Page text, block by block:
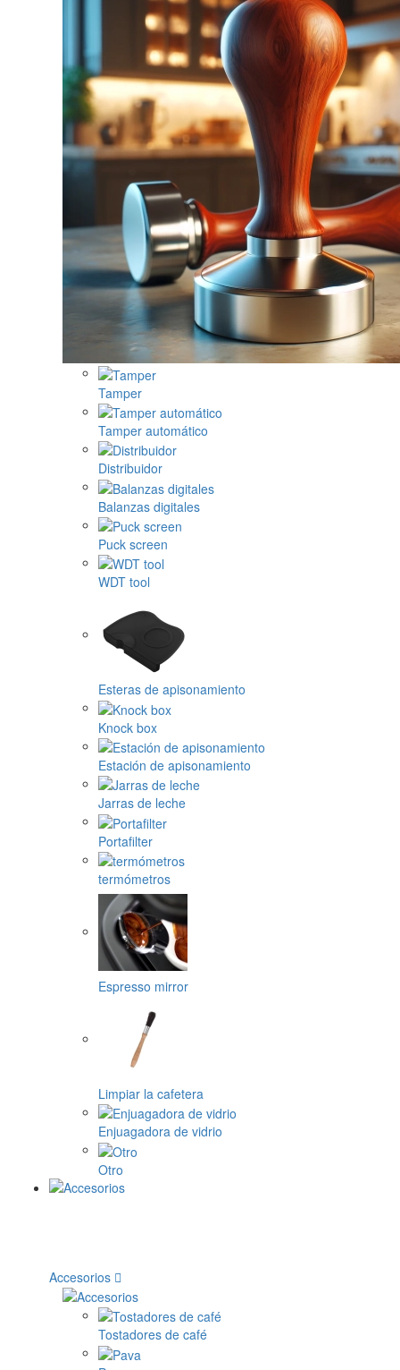
Tamper
Tamper automático
Distribuidor
Balanzas digitales
Puck screen
WDT tool
Esteras de apisonamiento
Knock box
Estación de apisonamiento
Jarras de leche
Portafilter
termómetros
Espresso mirror
Limpiar la cafetera
Enjuagadora de vidrio
Otro
Accesorios
Tostadores de café